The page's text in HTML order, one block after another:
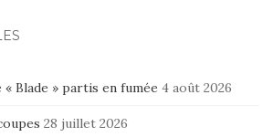
« Blade » partis en fumée 4 août 2026
28 juillet 2026